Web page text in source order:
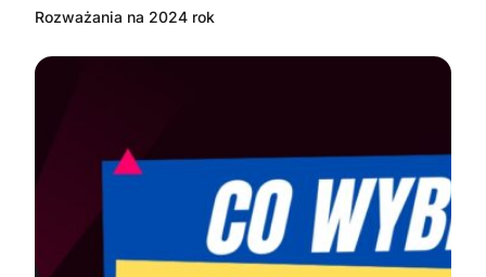
Rozważania na 2024 rok